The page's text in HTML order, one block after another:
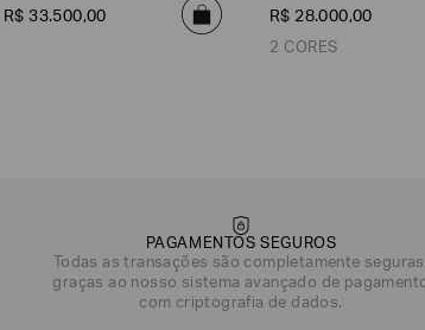
R$ 33.500,00 R$ 28.000,00
2 CORES
PAGAMENTOS SEGUROS
Todas as transações são completamente
graças ao nosso sistema avançado de
com criptografia de dados.
DATA DE NASCIMENTO*